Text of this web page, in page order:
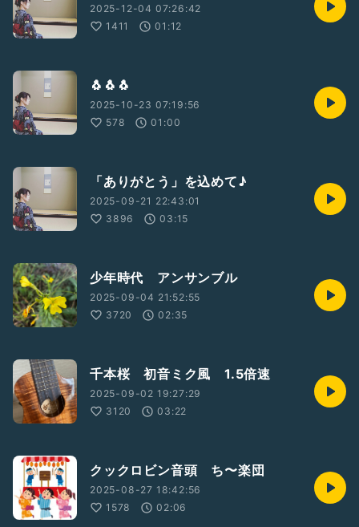
2025-12-04 07:26:42
1411
01:12
🐧🐧🐧
2025-10-23 07:19:56
578
01:00
「ありがとう」を込めて♪
2025-09-21 22:43:01
3896
03:15
少年時代 アンサンブル
2025-09-04 21:52:55
3720
02:35
千本桜 初音ミク風 1.5倍速
2025-09-02 19:27:29
3120
03:22
クックロビン音頭 ち〜楽団
2025-08-27 18:42:56
1578
02:06